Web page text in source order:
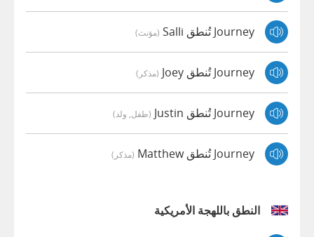
Journey تُنطق Salli (مؤنث)
Journey تُنطق Joey (مذكر)
Journey تُنطق Justin (طفل, ولد)
Journey تُنطق Matthew (مذكر)
النطق باللهجة الأمريكية